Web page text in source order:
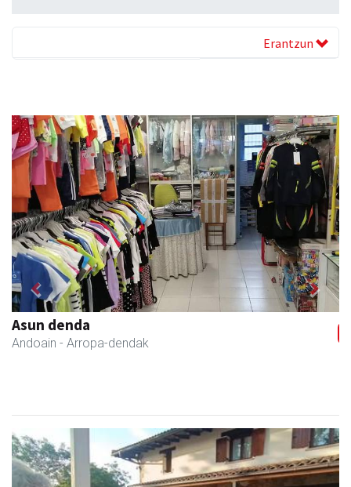
Erantzun
Txindoki taberna
Andoain -
Previous Next